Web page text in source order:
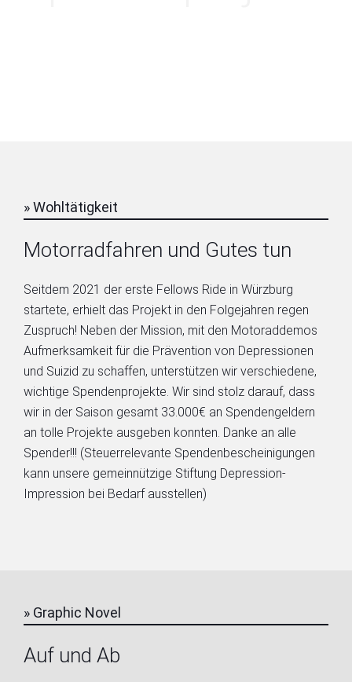
» Wohltätigkeit
Motorradfahren und Gutes tun
Seitdem 2021 der erste Fellows Ride in Würzburg
startete, erhielt das Projekt in den Folgejahren regen
Zuspruch! Neben der Mission, mit den Motoraddemos
Aufmerksamkeit für die Prävention von Depressionen
und Suizid zu schaffen, unterstützen wir verschiedene,
wichtige Spendenprojekte. Wir sind stolz darauf, dass
wir in der Saison gesamt 33.000€ an Spendengeldern
an tolle Projekte ausgeben konnten. Danke an alle
Spender!!! (Steuerrelevante Spendenbescheinigungen
kann unsere gemeinnützige Stiftung Depression-
Impression bei Bedarf ausstellen)
» Graphic Novel
Auf und Ab